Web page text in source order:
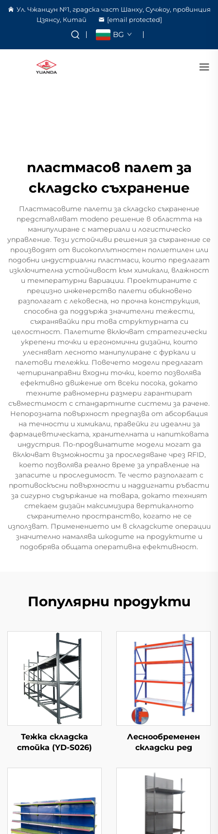
Ул. Чжанцун №1, градска част Шанху, Сучжоу, провинция
Цзянсу, Китай
[email protected]
BG
пластмасов палет за
складско съхранение
Пластмасовите палети за складско съхранение
представляват modenо решение в областта на
манипулиране с материали и логистическо
управление. Тези устойчиви решения за съхранение се
производят от високоплътностен полиетилен или
подобни индустриални пластмаси, които предлагат
изключителна устойчивост към химикали, влажност
и температурни вариации. Проектираните с
прецизно инженерство палети обикновено
разполагат с лековесна, но прочна конструкция,
способна да поддържа значителни тежести,
съхранявайки при това структурната си
целостност. Палетите включват стратегически
укрепени точки и ергономични дизайни, които
улесняват лесното манипулиране с фуркали и
палетови тележки. Повечето модели предлагат
четиринаправни входни точки, което позволява
ефективно движение от всеки посока, докато
техните равномерни размери гарантират
съвместимост с стандартните системи за рачене.
Непорозната повърхност предпазва от абсорбация
на течности и химикали, правейки ги идеални за
фармацевтическата, хранителната и напитковата
индустрия. По-продвинатите модели могат да
включват възможности за проследяване чрез RFID,
което позволява реално време за управление на
запасите и проследимост. Те често разполагат с
противоскъсни повърхности и наддигнати ръбасти
за сигурно съдържание на товара, докато техният
стекаем дизайн максимизира вертикалното
съхранително пространство, когато не се
използват. Применението им в складските операции
значително намалява шкодите на продуктите и
подобрява общата оперативна ефективност.
Популярни продукти
Тежка складска
стойка (YD-S026)
Леснообременен
складски ред